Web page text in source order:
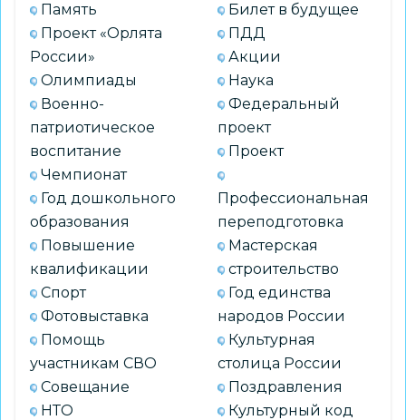
после
реконструкции
Память
Проект «Орлята
России»
Олимпиады
Военно-
патриотическое
воспитание
Чемпионат
Год дошкольного
образования
Повышение
квалификации
Спорт
Фотовыставка
Помощь
участникам СВО
Совещание
НТО
Билет в будущее
ПДД
Акции
Наука
Федеральный
проект
Проект
Профессиональная
переподготовка
Мастерская
строительство
Год единства
народов России
Культурная
столица России
Поздравления
Культурный код